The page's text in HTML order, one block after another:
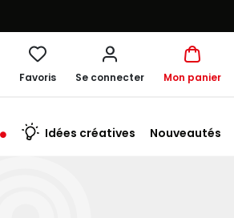
Favoris Se connecter Mon panier
Idées créatives Nouveautés